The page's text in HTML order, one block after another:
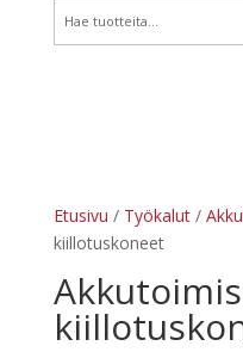
Etusivu / Työkalut/
kiillotuskoneet